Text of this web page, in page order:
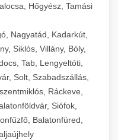
Hőgyész, Tamási
Nagyatád, Kadarkút,
Siklós, Villány, Bóly,
Tab, Lengyeltóti,
Solt, Szabadszállás,
Ráckeve,
Siófok,
Balatonfüred,